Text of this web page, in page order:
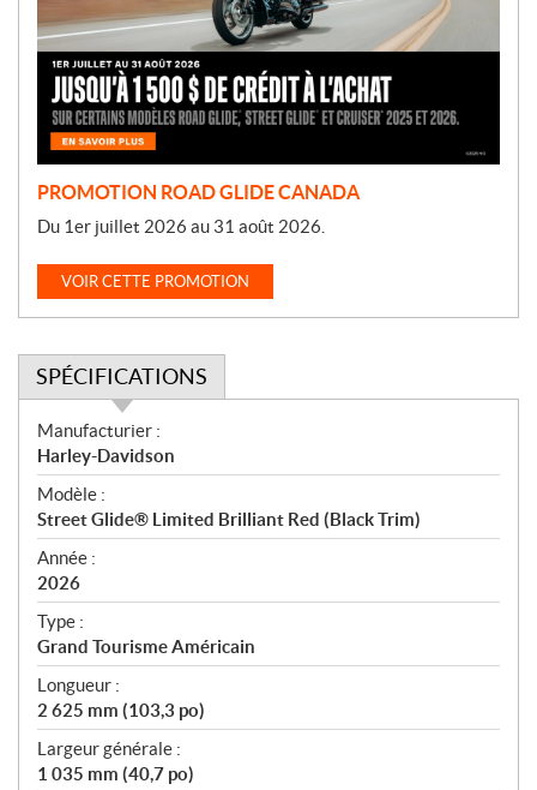
o
t
n
PROMOTION ROAD GLIDE CANADA
Du 1er juillet 2026 au 31 août 2026.
VOIR CETTE PROMOTION
SPÉCIFICATIONS
S
p
é
c
i
f
i
c
a
t
i
o
n
s
Manufacturier :
Harley-Davidson
Modèle :
Street Glide® Limited Brilliant Red (Black Trim)
Année :
2026
Type :
Grand Tourisme Américain
Longueur :
2 625 mm (103,3 po)
Largeur générale :
1 035 mm (40,7 po)